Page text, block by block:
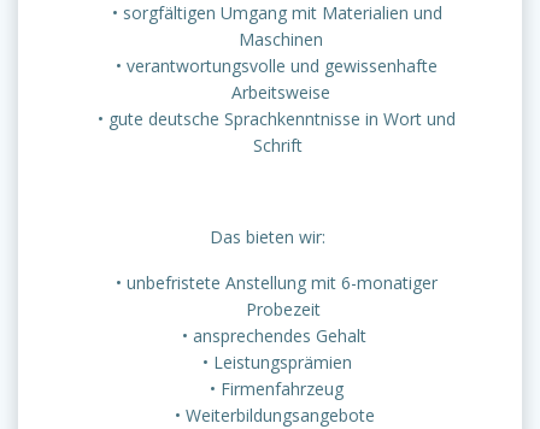
sorgfältigen Umgang mit Materialien und
Maschinen
verantwortungsvolle und gewissenhafte
Arbeitsweise
gute deutsche Sprachkenntnisse in Wort und
Schrift
Das bieten wir:
unbefristete Anstellung mit 6-monatiger
Probezeit
ansprechendes Gehalt
Leistungsprämien
Firmenfahrzeug
Weiterbildungsangebote